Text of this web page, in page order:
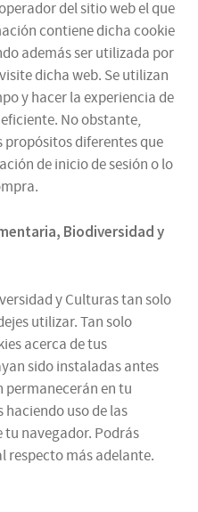
del sitio web el que
contiene dicha cookie
además ser utilizada por
dicha web. Se utilizan
y hacer la experiencia de
No obstante,
propósitos diferentes que
de inicio de sesión o lo
Biodiversidad y
y Culturas tan solo
utilizar. Tan solo
acerca de tus
sido instaladas antes
en tu
uso de las
navegador. Podrás
más adelante.